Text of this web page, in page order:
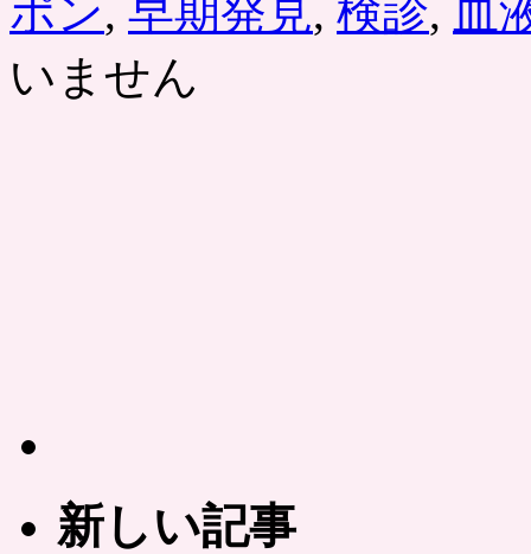
ポン, 早期発見, 検診, 血
いません
新しい記事